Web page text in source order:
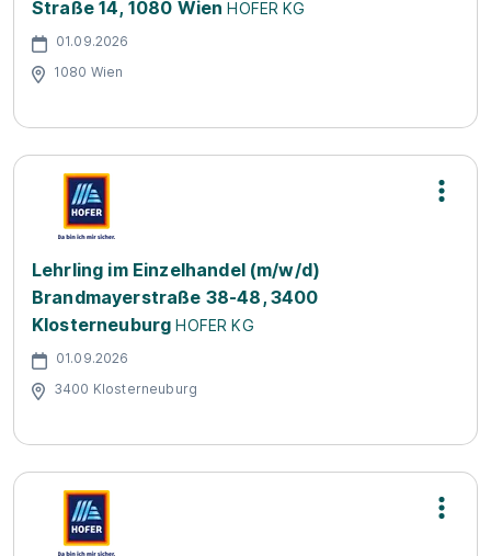
Straße 14, 1080 Wien HOFER KG
01.09.2026
1080 Wien
Lehrling im Einzelhandel (m/w/d)
Brandmayerstraße 38-48, 3400
Klosterneuburg HOFER KG
01.09.2026
3400 Klosterneuburg